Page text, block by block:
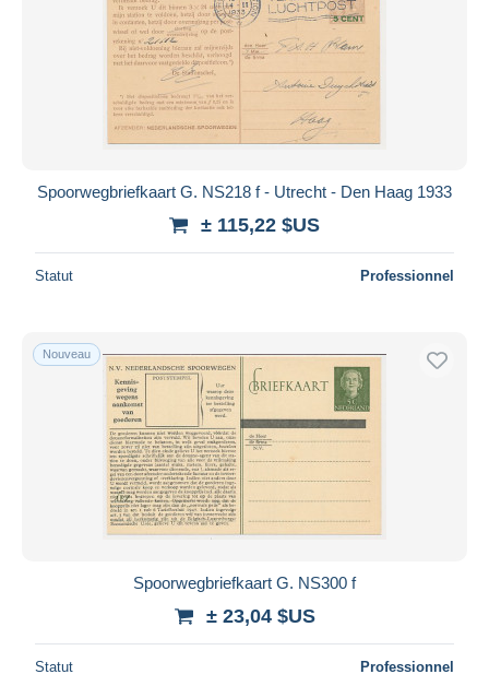
Spoorwegbriefkaart G. NS218 f - Utrecht - Den Haag 1933
± 115,22 $US
Statut Professionnel
Nouveau
Spoorwegbriefkaart G. NS300 f
± 23,04 $US
Statut Professionnel